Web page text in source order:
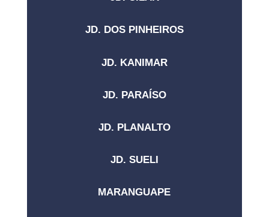
JD. DOS PINHEIROS
JD. KANIMAR
JD. PARAÍSO
JD. PLANALTO
JD. SUELI
MARANGUAPE